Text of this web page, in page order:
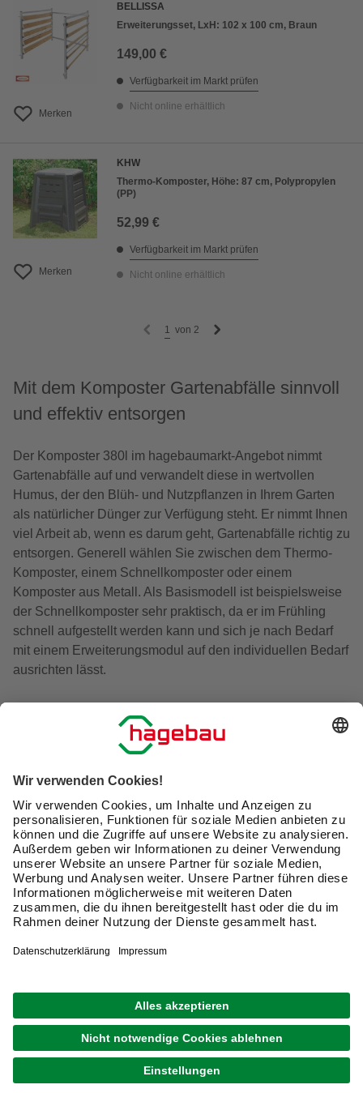
Merken
BELLISSA
Erweiterungsset, LxH: 102 x 100 cm, Braun
149,00 €
Verfügbarkeit im Markt prüfen
Nicht online erhältlich
Merken
KHW
Thermo-Komposter, Höhe: 87 cm, Polypropylen
(PP)
52,99 €
Verfügbarkeit im Markt prüfen
Nicht online erhältlich
1 von 2
Mit dem Komposter Gartenabfälle sinnvoll
und effektiv entsorgen
Der Komposter 380l im hagebaumarkt-Angebot nimmt
Gartenabfälle auf und verwandelt diese in wertvollen
Humus, der den Blüh- und Nutzpflanzen in Ihrem Garten
als natürlicher Dünger zur Verfügung steht. Er nimmt Ihnen
viel Arbeit ab, wenn es darum geht, Gartenabfälle richtig zu
entsorgen. Generell wählen Sie zwischen dem Thermo-
Komposter, einem Schnellkomposter oder einem
Komposter aus Metall. Als Basismodell ist beispielsweise
der Schnellkomposter sehr praktisch, da er im Frühling
schnell aufgestellt werden kann und sich je nach Bedarf
mit einem Erweiterungsmodul auf den individuellen Bedarf
ausrichten lässt.
Komposter in verschiedenen Ausführungen
Recycling-Kunststoff und ist mit einem Deckel
ausgestattet. Doppelwandig hält er den notwendigen
Temperaturen innerhalb der stabilen Konstruktion stand
und sorgt für eine zügige Verrottung der Gartenabfälle.
Hier haben Sie die Wahl zwischen verschiedenen Größen
und finden im Sortiment von hagebau.de zum Beispiel
auch den Thermokomposter 600l von Neudorff. In der
Handhabung sind Thermo-Komposter gegenüber dem
das Holz aber nicht witterungsbeständig ist und nach
kurzer Zeit Qualitätseinbußen erleidet, bieten die neueren
Modelle aus wetter- und UV-beständigen Materialien meist
eine deutlich längere Lebensdauer.